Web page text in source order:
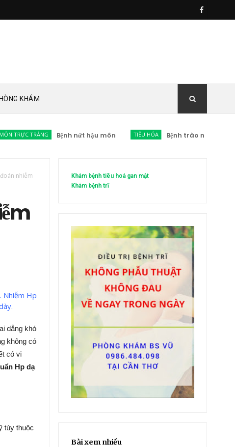
KHÁM
Bệnh nứt hậu môn TIÊU HÓA Bệnh trào ngược dạ dày thực
nhiễm
Nhiễm Hp
dẳng khó
không có
có vi
Hp dạ
tùy thuộc
Khám bệnh tiêu hoá gan mật
Khám bệnh trĩ
Bài xem nhiều